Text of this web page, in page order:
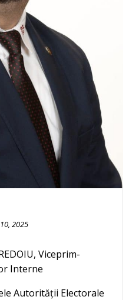
2025
Viceprim-
Interne
Autorității Electorale